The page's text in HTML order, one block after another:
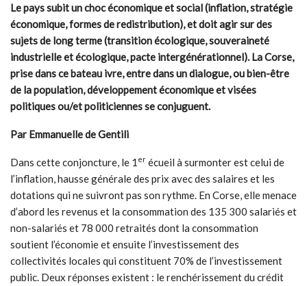
Le pays subit un choc économique et social (inflation, stratégie
économique, formes de redistribution), et doit agir sur des
sujets de long terme (transition écologique, souveraineté
industrielle et écologique, pacte intergénérationnel). La Corse,
prise dans ce bateau ivre, entre dans un dialogue, ou bien-être
de la population, développement économique et visées
politiques ou/et politiciennes se conjuguent.
Par Emmanuelle de Gentili
Dans cette conjoncture, le 1 er écueil à surmonter est celui de
l’inflation, hausse générale des prix avec des salaires et les
dotations qui ne suivront pas son rythme. En Corse, elle menace
d’abord les revenus et la consommation des 135 300 salariés et
non-salariés et 78 000 retraités dont la consommation
soutient l’économie et ensuite l’investissement des
collectivités locales qui constituent 70% de l’investissement
public. Deux réponses existent : le renchérissement du crédit